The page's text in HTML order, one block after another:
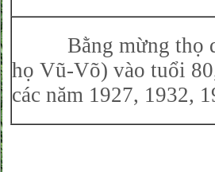
Bằng mừng thọ
họ Vũ-Võ) vào tuổi
các năm 1927,